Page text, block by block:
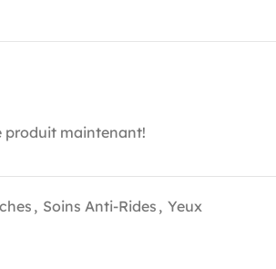
produit maintenant!
, Soins Anti-Rides , Yeux